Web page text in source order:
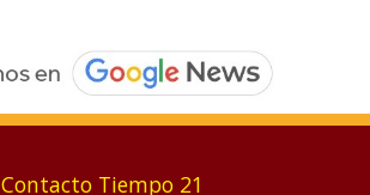
Contacto Tiempo 21